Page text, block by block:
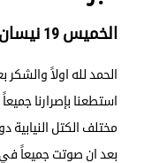
الخميس 19 نيسان 2018
الحمد لله اولاً
استطعنا بإصرارنا
مختلف الكتل النيابية
بعد ان صوتت جميعاً